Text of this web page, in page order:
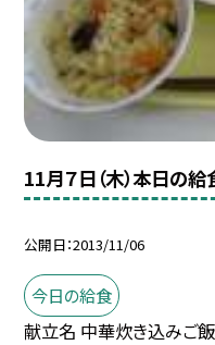
11月７日（木）本日の給
公開日 2013/11/06
今日の給食
献立名 中華炊き込みご